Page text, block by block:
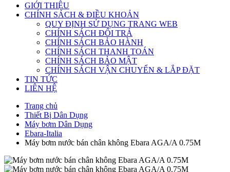
GIỚI THIỆU
CHÍNH SÁCH & ĐIỀU KHOẢN
QUY ĐỊNH SỬ DỤNG TRANG WEB
CHÍNH SÁCH ĐỔI TRẢ
CHÍNH SÁCH BẢO HÀNH
CHÍNH SÁCH THANH TOÁN
CHÍNH SÁCH BẢO MẬT
CHÍNH SÁCH VẬN CHUYỂN & LẮP ĐẶT
TIN TỨC
LIÊN HỆ
Trang chủ
Thiết Bị Dân Dụng
Máy bơm Dân Dụng
Ebara-Italia
Máy bơm nước bán chân không Ebara AGA/A 0.75M